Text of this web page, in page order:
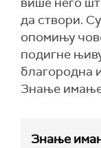
да створи.
опомињу
подигне
благородна
Знање
Знање